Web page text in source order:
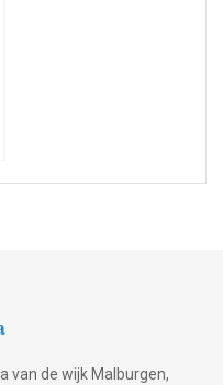
van de wijk Malburgen,